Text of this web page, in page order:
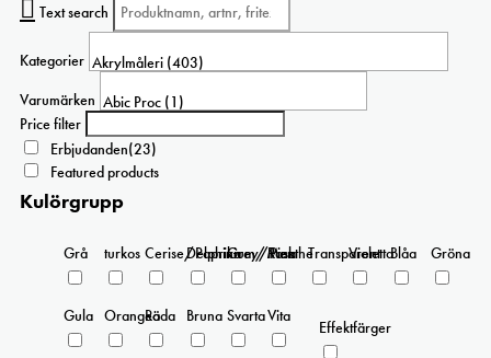
Text search
Kategorier
Varumärken
Price filter
Erbjudanden(23)
Featured products
Kulörgrupp
Grå turkos Cerise/Paprika
Delphinium/Menthe
Grey/Pink
Rosa Transparent
ViolettaBlåa Gröna
Gula OrangeaRöda Bruna SvartaVita
Effektfärger